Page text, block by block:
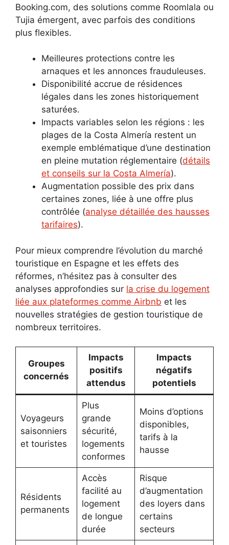
Booking.com, des solutions comme Roomlala ou
Tujia émergent, avec parfois des conditions
plus flexibles.
Meilleures protections contre les
arnaques et les annonces frauduleuses.
Disponibilité accrue de résidences
légales dans les zones historiquement
saturées.
Impacts variables selon les régions : les
plages de la Costa Almería restent un
exemple emblématique d’une destination
en pleine mutation réglementaire (détails
et conseils sur la Costa Almería).
Augmentation possible des prix dans
certaines zones, liée à une offre plus
contrôlée (analyse détaillée des hausses
tarifaires).
Pour mieux comprendre l’évolution du marché
touristique en Espagne et les effets des
réformes, n’hésitez pas à consulter des
analyses approfondies sur la crise du logement
liée aux plateformes comme Airbnb et les
nouvelles stratégies de gestion touristique de
nombreux territoires.
Groupes
concernés
Impacts
positifs
attendus
Impacts
négatifs
potentiels
Voyageurs
saisonniers
et touristes
Plus
grande
sécurité,
logements
conformes
Moins d’options
disponibles,
tarifs à la
hausse
Résidents
permanents
Accès
facilité au
logement
de longue
durée
Risque
d’augmentation
des loyers dans
certains
secteurs